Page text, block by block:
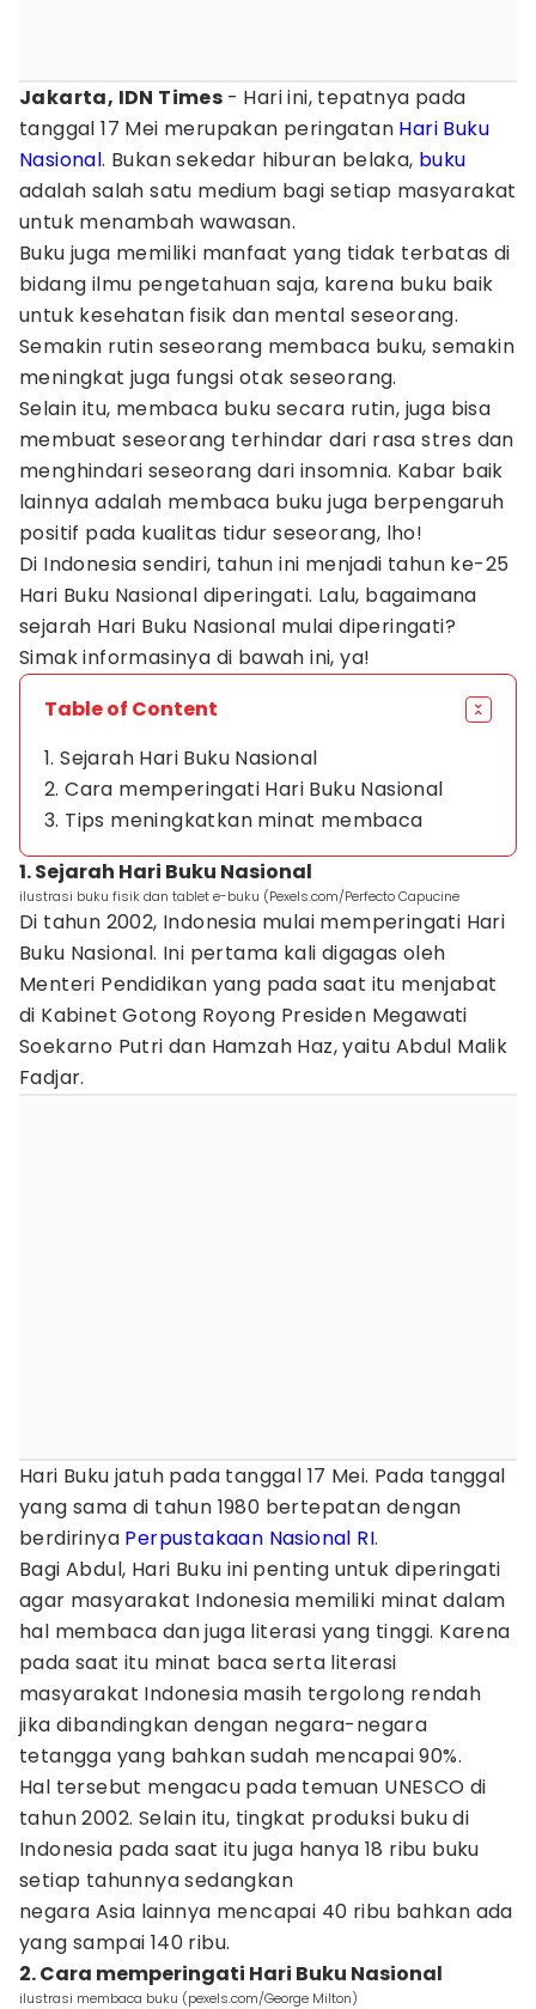
Jakarta, IDN Times - Hari ini, tepatnya pada
tanggal 17 Mei merupakan peringatan Hari Buku
Nasional. Bukan sekedar hiburan belaka, buku
adalah salah satu medium bagi setiap masyarakat
untuk menambah wawasan.
Buku juga memiliki manfaat yang tidak terbatas di
bidang ilmu pengetahuan saja, karena buku baik
untuk kesehatan fisik dan mental seseorang.
Semakin rutin seseorang membaca buku, semakin
meningkat juga fungsi otak seseorang.
Selain itu, membaca buku secara rutin, juga bisa
membuat seseorang terhindar dari rasa stres dan
menghindari seseorang dari insomnia. Kabar baik
lainnya adalah membaca buku juga berpengaruh
positif pada kualitas tidur seseorang, lho!
Di Indonesia sendiri, tahun ini menjadi tahun ke-25
Hari Buku Nasional diperingati. Lalu, bagaimana
sejarah Hari Buku Nasional mulai diperingati?
Simak informasinya di bawah ini, ya!
Table of Content
1. Sejarah Hari Buku Nasional
2. Cara memperingati Hari Buku Nasional
3. Tips meningkatkan minat membaca
1. Sejarah Hari Buku Nasional
ilustrasi buku fisik dan tablet e-buku (Pexels.com/Perfecto Capucine
Di tahun 2002, Indonesia mulai memperingati Hari
Buku Nasional. Ini pertama kali digagas oleh
Menteri Pendidikan yang pada saat itu menjabat
di Kabinet Gotong Royong Presiden Megawati
Soekarno Putri dan Hamzah Haz, yaitu Abdul Malik
Fadjar.
Hari Buku jatuh pada tanggal 17 Mei. Pada tanggal
yang sama di tahun 1980 bertepatan dengan
berdirinya Perpustakaan Nasional RI.
Bagi Abdul, Hari Buku ini penting untuk diperingati
agar masyarakat Indonesia memiliki minat dalam
hal membaca dan juga literasi yang tinggi. Karena
pada saat itu minat baca serta literasi
masyarakat Indonesia masih tergolong rendah
jika dibandingkan dengan negara-negara
tetangga yang bahkan sudah mencapai 90%.
Hal tersebut mengacu pada temuan UNESCO di
tahun 2002. Selain itu, tingkat produksi buku di
Indonesia pada saat itu juga hanya 18 ribu buku
setiap tahunnya sedangkan
negara Asia lainnya mencapai 40 ribu bahkan ada
yang sampai 140 ribu.
2. Cara memperingati Hari Buku Nasional
ilustrasi membaca buku (pexels.com/George Milton)